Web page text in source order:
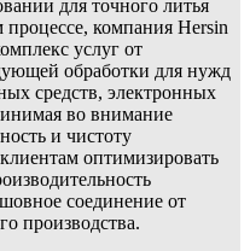
для точного литья
компания Hersin
услуг от
обработки для нужд
средств, электронных
во внимание
и чистоту
оптимизировать
соединение от
производства.